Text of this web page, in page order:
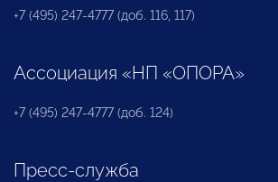
+7 (495) 247-4777 (доб. 116, 117)
Ассоциация «НП «ОПОРА»
+7 (495) 247-4777 (доб. 124)
Пресс-служба